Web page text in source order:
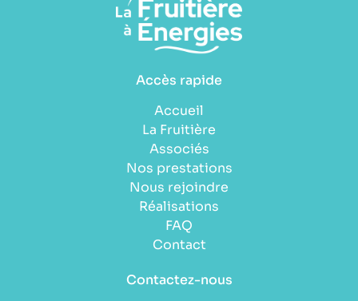
Accès rapide
Accueil
La Fruitière
Associés
Nos prestations
Nous rejoindre
Réalisations
FAQ
Contact
Contactez-nous